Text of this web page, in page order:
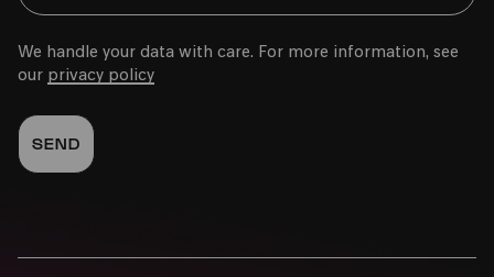
We handle your data with care. For more information, see
our privacy policy